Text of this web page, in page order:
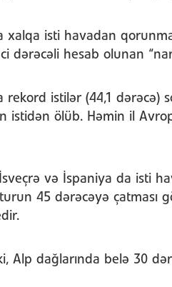
xalqa isti havadan
dərəcəli hesab olunan
rekord istilər (44,1 dərəcə)
istidən ölüb. Həmin il
İsveçrə və İspaniya da isti
45 dərəcəyə çatması
Alp dağlarında belə 30